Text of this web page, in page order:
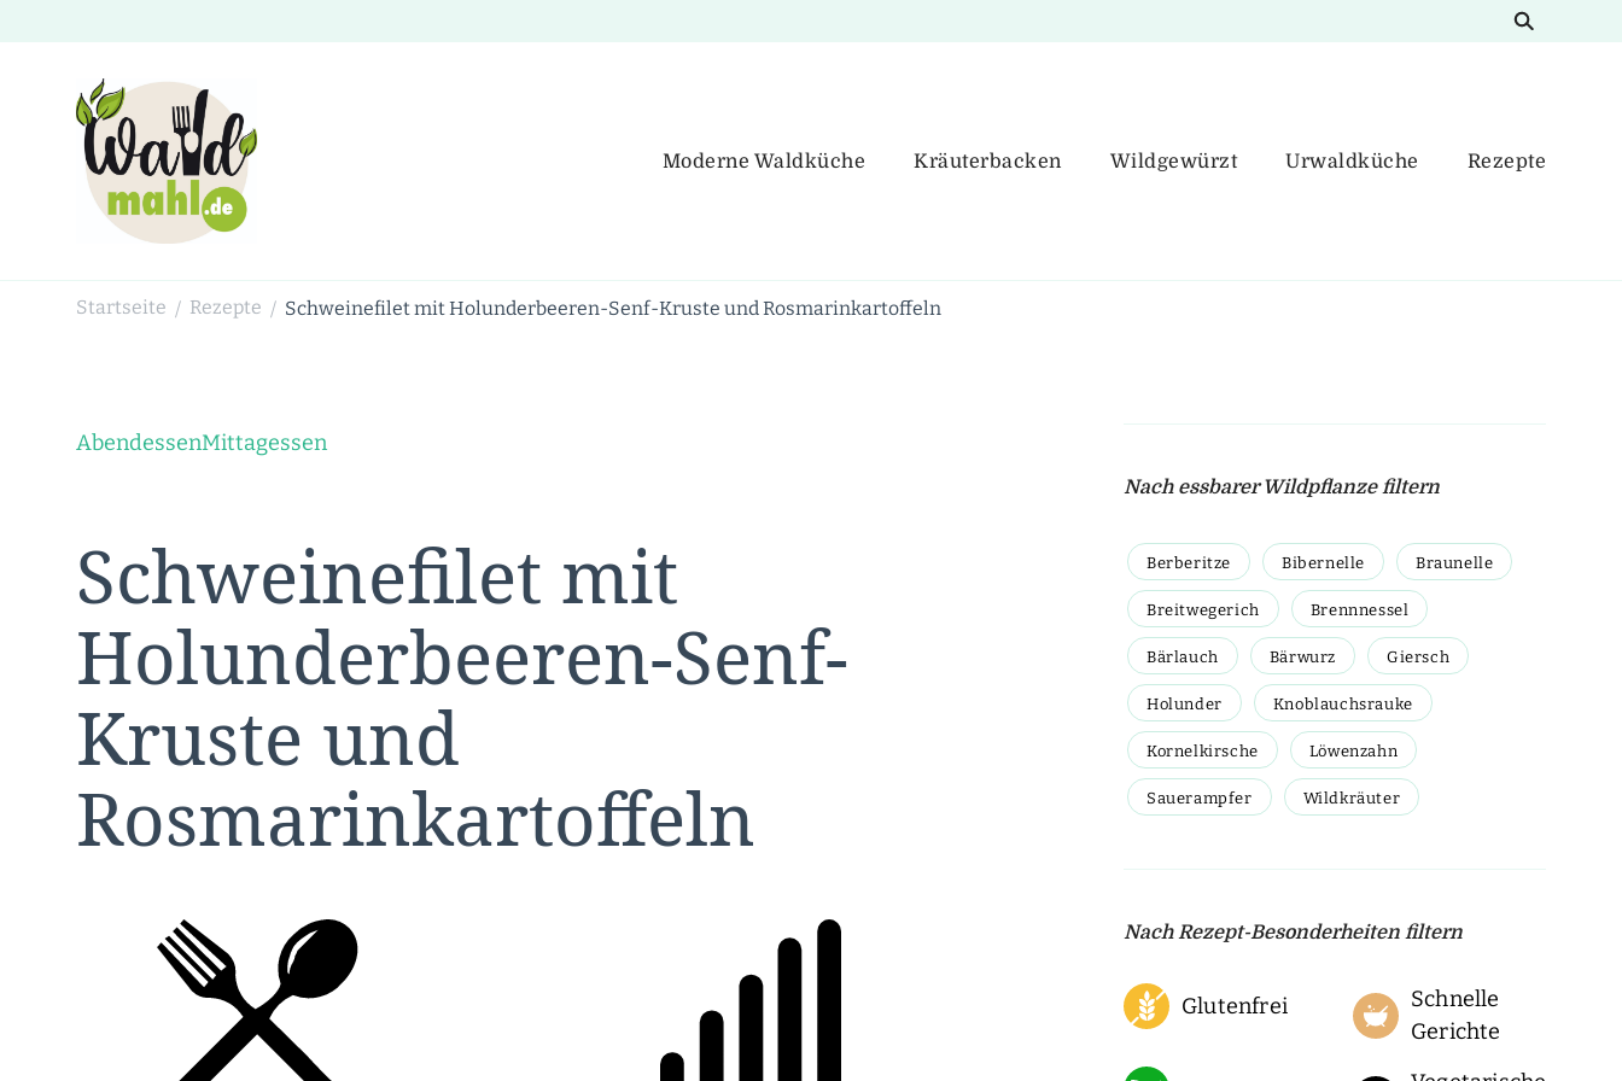
Moderne Waldküche Kräuterbacken Wildgewürzt Urwaldküche Rezepte
Startseite / Rezepte / Schweinefilet mit Holunderbeeren-Senf-Kruste und Rosmarinkartoffeln
AbendessenMittagessen
Schweinefilet mit
Holunderbeeren-Senf-
Kruste und
Rosmarinkartoffeln
Nach essbarer Wildpflanze filtern
Berberitze Bibernelle Braunelle
Breitwegerich Brennnessel
Bärlauch Bärwurz Giersch
Holunder Knoblauchsrauke
Kornelkirsche Löwenzahn
Sauerampfer Wildkräuter
Nach Rezept-Besonderheiten filtern
Glutenfrei
Schnelle
Gerichte